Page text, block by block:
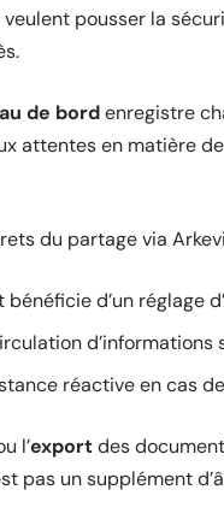
pousser la
de bordenregistre
attentes en matière de
du partage via
d’un réglage
réactive en cas
l’exportdes
pas un supplément